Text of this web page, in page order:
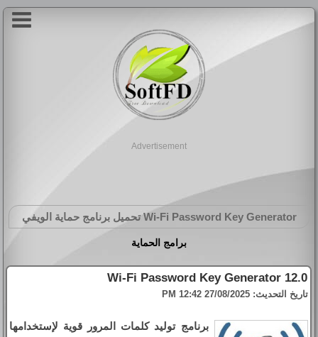
Advertisement
Wi-Fi Password Key Generatorتحميل برنامج حماية الويفي
برامج الحماية
Wi-Fi Password Key Generator 12.0
تاريخ التحديث: 27/08/2025 12:42 PM
برنامج توليد كلمات المرور قوية لإستخدامها